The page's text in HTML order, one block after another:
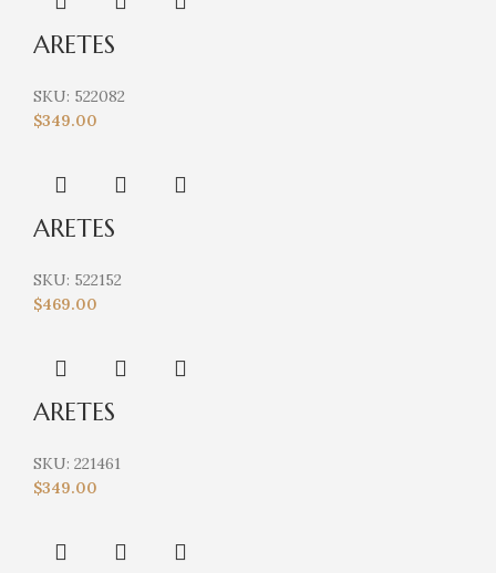
ARETES
SKU: 522082
$349.00
ARETES
SKU: 522152
$469.00
ARETES
SKU: 221461
$349.00